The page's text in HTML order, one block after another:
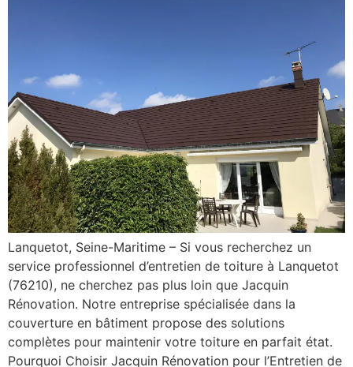
Lanquetot, Seine-Maritime – Si vous recherchez un
service professionnel d’entretien de toiture à Lanquetot
(76210), ne cherchez pas plus loin que Jacquin
Rénovation. Notre entreprise spécialisée dans la
couverture en bâtiment propose des solutions
complètes pour maintenir votre toiture en parfait état.
Pourquoi Choisir Jacquin Rénovation pour l’Entretien de